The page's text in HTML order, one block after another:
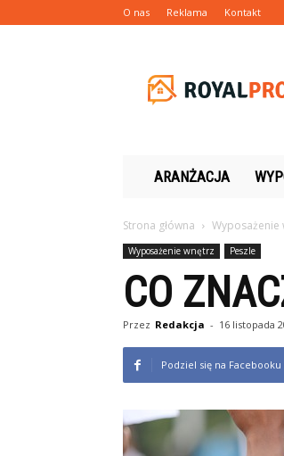
O nas Reklama Kontakt
ARANŻACJA
Strona główna Wyposażenie
Wyposażenie wnętrz Peszle
CO
Przez Redakcja - 16 listopada
Podziel się na Facebooku